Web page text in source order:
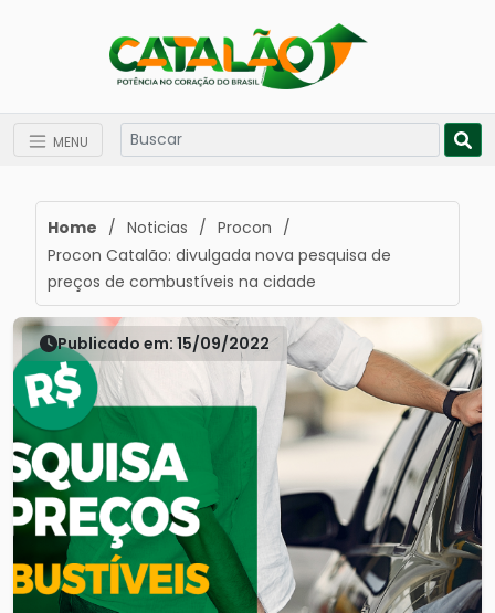
MENU
Home / Noticias / Procon /
Procon Catalão: divulgada nova pesquisa de
preços de combustíveis na cidade
Publicado em: 15/09/2022